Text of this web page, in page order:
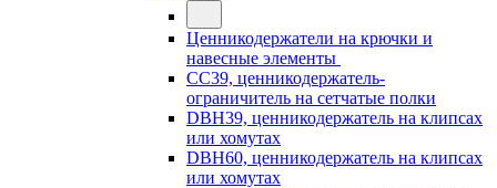
Ценникодержатели на крючки и
навесные элементы
CC39, ценникодержатель-
ограничитель на сетчатые полки
DBH39, ценникодержатель на клипсах
или хомутах
DBH60, ценникодержатель на клипсах
или хомутах